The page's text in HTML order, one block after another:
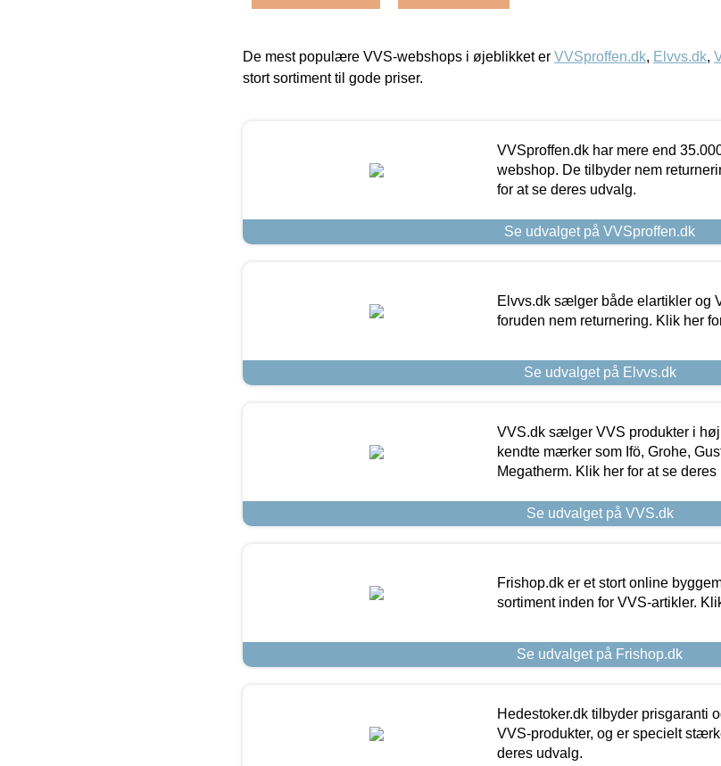
De mest populære VVS-webshops i øjeblikket er VVSproffen.dk, Elvvs.dk,
stort sortiment til gode priser.
VVSproffen.dk har mere end
webshop. De tilbyder nem
for at se deres udvalg.
Se udvalget på VVSproffen.dk
Elvvs.dk sælger både elartikler og
foruden nem returnering. Klik her
Se udvalget på Elvvs.dk
VVS.dk sælger VVS produkter i
kendte mærker som Ifö, Grohe,
Megatherm. Klik her for at se deres
Se udvalget på VVS.dk
Frishop.dk er et stort online
sortiment inden for VVS-artikler.
Se udvalget på Frishop.dk
Hedestoker.dk tilbyder prisgaranti
VVS-produkter, og er specielt
deres udvalg.